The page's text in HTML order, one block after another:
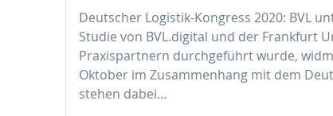
Deutscher Logistik-Kongress 2020: BVL
Studie von BVL.digital und der Frankfurt
Praxispartnern durchgeführt wurde,
Oktober im Zusammenhang mit dem
stehen dabei…